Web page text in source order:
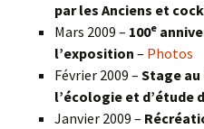
par les Anciens et
Mars 2009 – 100e
l’exposition – Photos
Février 2009 – Stage
l’écologie et d’étude
Janvier 2009 –